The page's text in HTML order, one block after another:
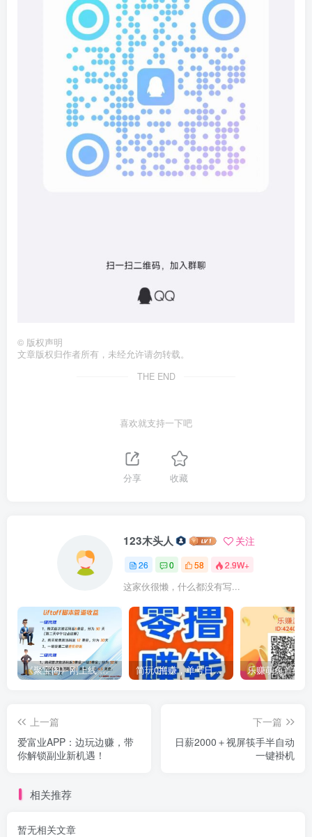
© 版权声明
文章版权归作者所有，未经允许请勿转载。
THE END
喜欢就支持一下吧
分享 收藏
123木头人 关注
26 0 58 2.9W+
这家伙很懒，什么都没有写...
《聚宝阁》刚上线 免费0撸 送金猪，纯挂机没广告 简玩0撸赚，单号日赚15+，无需养机，提现秒到！
上一篇
爱富业APP：边玩边赚，带
你解锁副业新机遇！
下一篇
日薪2000＋视屏筷手半自动
一键褂机
相关推荐
暂无相关文章